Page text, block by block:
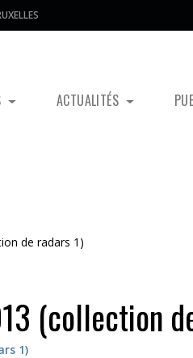
ACTUALITÉS
de radars 1)
(collection
1)